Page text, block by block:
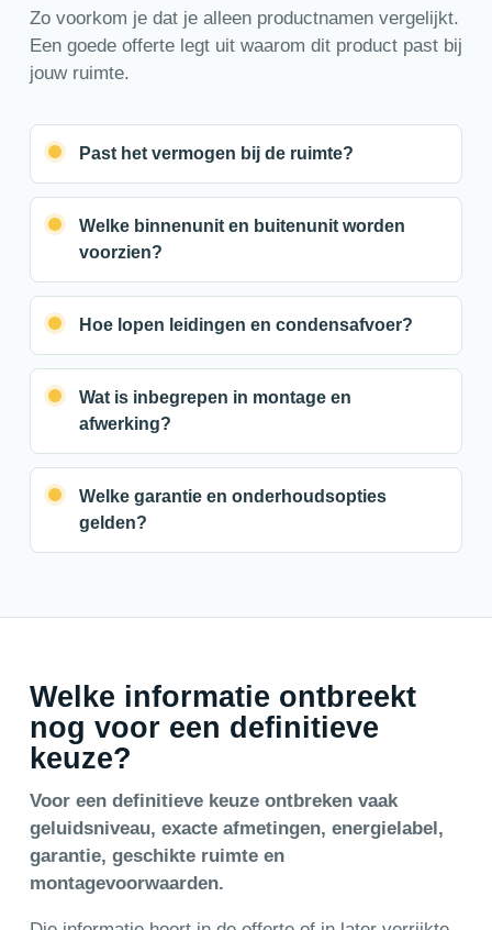
Zo voorkom je dat je alleen productnamen vergelijkt.
Een goede offerte legt uit waarom dit product past bij
jouw ruimte.
Past het vermogen bij de ruimte?
Welke binnenunit en buitenunit worden
voorzien?
Hoe lopen leidingen en condensafvoer?
Wat is inbegrepen in montage en
afwerking?
Welke garantie en onderhoudsopties
gelden?
Welke informatie ontbreekt
nog voor een definitieve
keuze?
Voor een definitieve keuze ontbreken vaak
geluidsniveau, exacte afmetingen, energielabel,
garantie, geschikte ruimte en
montagevoorwaarden.